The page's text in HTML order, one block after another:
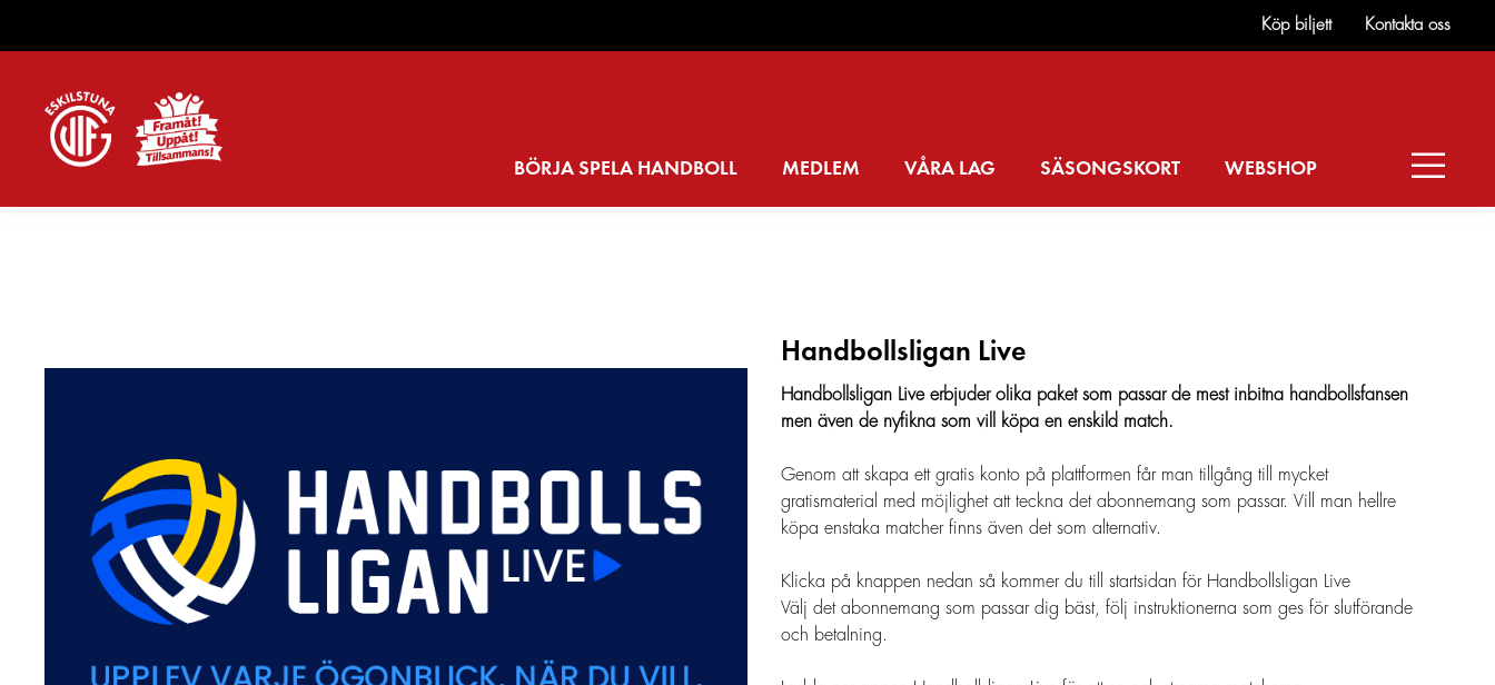
Köp biljett Kontakta oss
BÖRJA SPELA HANDBOLL MEDLEM VÅRA LAG SÄSONGSKORT WEBSHOP
Handbollsligan Live
Handbollsligan Live erbjuder olika paket som passar de mest inbitna handbollsfansen
men även de nyfikna som vill köpa en enskild match.
Genom att skapa ett gratis konto på plattformen får man tillgång till mycket
gratismaterial med möjlighet att teckna det abonnemang som passar. Vill man hellre
köpa enstaka matcher finns även det som alternativ.
Klicka på knappen nedan så kommer du till startsidan för Handbollsligan Live
Välj det abonnemang som passar dig bäst, följ instruktionerna som ges för slutförande
och betalning.